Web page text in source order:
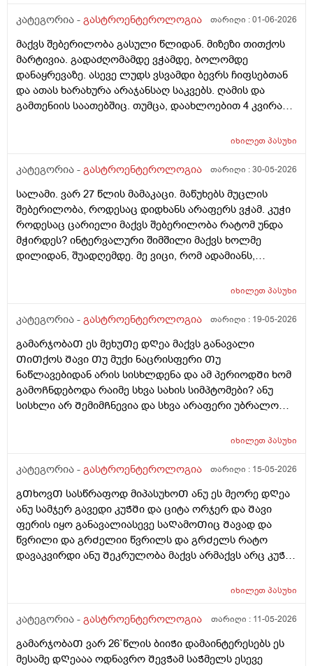
ბიენზა, კალციმესი .)
კატეგორია - გასტროენტეროლოგია თარიღი :01-06-2026
მაქვს შებერილობა გასული წლიდან. მიზეზი თითქოს
მარტივია. გადაძღომამდე ვჭამდე, ბოლომდე
დანაყრევაზე. ასევე ლუდს ვსვამდი ბევრს ჩიფსებთან
და ათას ხარახურა არაჯანსაღ საკვებს. ღამის და
გამთენიის საათებშიც. თუმცა, დაახლოებით 4 კვირაა
კალორიულ დეფიციტში ვარ და ყველაფერს ჯანსაღს
ისევ შებერილობა მაქვს, საშინელი სუნის მქონე გაზები
ვაკეთებ ხოლმე ხანდახან შუადღე-საღამომდე და
მუცელი ძალიან მებერება. ცარიელიც კი! მხოლოდ
წყალი მაქვს დალეული. ვერაფრით ვიგებ რით
ვუშველო. ნაჭამი ვარ - შებერილობა მაქვს, უჭმელი
ვარ - მაინც შსბერილობა მაქვს. ვითომ, ქ პორციაზე
ცვლა და მეტაბოლიზმიც დარღვეული მაქვს.
იხილეთპასუხი
კატეგორია - გასტროენტეროლოგია თარიღი :30-05-2026
სალამი. ვარ 27 წლის მამაკაცი. მაწუხებს მუცლის
შებერილობა, როდესაც დიდხანს არაფერს ვჭამ. კუჭი
როდესაც ცარიელი მაქვს შებერილობა რატომ უნდა
მჭირდეს? ინტერვალური შიმშილი მაქვს ხოლმე
დილიდან, შუადღემდე. მე ვიცი, რომ ადამიანს,
უენერგიოგა შეიძლება სჭირდეს, მაგრამ შებერილობა
არაქისის კარაქთან ერთად და ვითომ მაგისი ბრალია?
შებერილობა. მაგრამ, მაინც, მშიერზე ასე შებერილი
ვარ ხოლმე. რატომ?
იხილეთპასუხი
კატეგორია - გასტროენტეროლოგია თარიღი : 19-05-2026
გამარჯობაᲗ ეს მეხუᲗე დᲦეა მაქვს განავალი
ᲗიᲗქოს Შავი Თუ მუქი ნაცრისფერი Თუ
ნაწლავებიდან არის სისხლდენა და ამ პერიოდᲨი ხომ
გამოᲩნდებოდა რაიმე სხვა სახის სიმპტომები? ანუ
სისხლი არ ᲨემიმᲩნევია და სხვა არაფერი უბრალოდ
ᲨეიᲫლება იყოს ფერის ცვლილება ? იმიტორო ამ
განავალი და კუᲭᲨი გასვლიᲗ წვრილად გავდივარ და
მოქმედებს და რომ ვᲨარდავ სწორ ნაწლავᲨი ᲗიᲗქოს
ვგრდზნობ რომ რაგაც მაწვება დაა ᲨარსვიᲗ ცოტას
ვᲨარდავ არის Შარდვა ამასᲗან რაიმე კავᲨირᲨი?
ლაქტო ჯ ს ვსვავ და რავი მიᲨველისამაზე? 4დᲦეა
ვსვავდა ისევ ისე ვარ წამალს მსგავს არაფერს არ
იხილეთპასუხი
კატეგორია - გასტროენტეროლოგია თარიღი : 15-05-2026
გᲗხოვᲗ სასწრაფოდ მიპასუხოᲗ ანუ ეს მეორე დᲦეა
ანუ სამჯერ გავედი კუᲭᲨი და ციტა ორჯერ და Შავი
ფერის იყო განავალიასევე საᲦამოᲗიც Შავად და
წვრილი და გრᲫელიი წვრილს და გრᲫელს რატო
დავაკვირდი ანუ Შეკრულობა მაქვს არმაქვს არც კუᲭის
და არ მიᲭამია ისეᲗიარაფერი ეს ფერირო მიცემოდა
წყლული ან სისხლდენა ან სწორი მსხვილი
იხილეთპასუხი
კატეგორია - გასტროენტეროლოგია თარიღი : 11-05-2026
გამარჯობაᲗ ვარ 26`წლის ბიიᲭი დამაინტერესებს ეს
მესამე დᲦეააა ოდნავრო ᲨევᲭამ საᲭმელს ესევე